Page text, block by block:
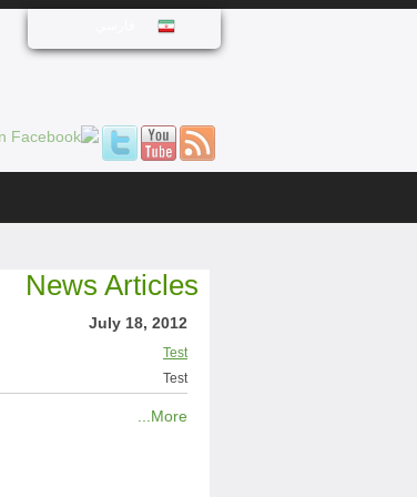
News Articles
July 18, 2012
Test
Test
More...